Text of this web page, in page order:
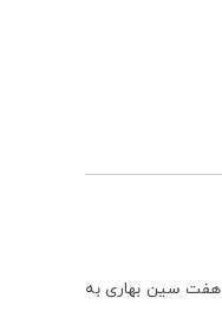
هفت سین بهاری به